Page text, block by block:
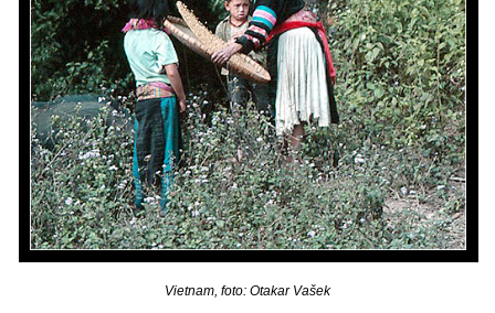
Vietnam, foto: Otakar Vašek